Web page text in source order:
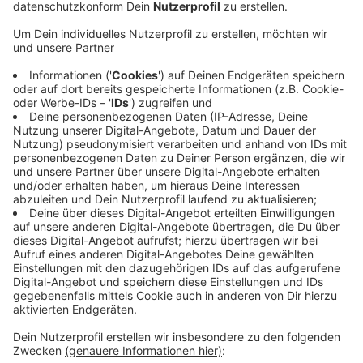
Anzeige
Der Sportpark, welcher für das Freibad Wiembachtal in
Opladen und das CaLevornia in Manfort zuständig ist,
feilt aktuell noch an seinem Sicherheitskonzept.
Aktuell planen die Verantwortlichen mit einer Öffnung
der Leverkusener Freibäder am 30. Mai. Bis dahin
könnte eventuell eine Online-Anzeige eingerichtet
sein, mit der Besucher noch zu Hause checken können,
wie viele Besucher derzeit im Becken sind. So etwas
hatte die Leverkusener FDP gefordert. In den
Umkleidebereichen sollen Bereiche so eingegrenzt
werden, dass die Besucher sich nicht zu nah kommen
müssen.
Anzeige